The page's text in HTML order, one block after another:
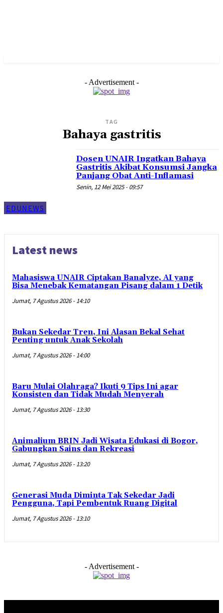
- Advertisement -
TAG
Bahaya gastritis
EDUNEWS
Dosen UNAIR Ingatkan Bahaya
Gastritis Akibat Konsumsi Jangka
Panjang Obat Anti-Inflamasi
Senin, 12 Mei 2025 - 09:57
Latest news
Mahasiswa UNAIR Ciptakan Banalyze, AI yang
Bisa Menebak Kematangan Pisang dalam 1 Detik
Jumat, 7 Agustus 2026 - 14:10
Bukan Sekedar Tren, Ini Alasan Bekal Sehat
Penting untuk Anak Sekolah
Jumat, 7 Agustus 2026 - 14:00
Baru Mulai Olahraga? Ikuti 9 Tips Ini agar
Konsisten dan Tidak Mudah Menyerah
Jumat, 7 Agustus 2026 - 13:30
Animalium BRIN Jadi Wisata Edukasi di Bogor,
Gabungkan Sains dan Rekreasi
Jumat, 7 Agustus 2026 - 13:20
Generasi Muda Diminta Tak Sekedar Jadi
Pengguna, Tapi Pembentuk Ruang Digital
Jumat, 7 Agustus 2026 - 13:10
- Advertisement -